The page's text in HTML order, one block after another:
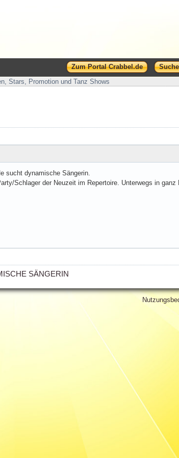
Zum Portal Crabbel.de
Stars, Promotion und Tanz Shows
sucht dynamische Sängerin.
Schlager der Neuzeit im Repertoire. Unterwegs in ganz
SÄNGERIN